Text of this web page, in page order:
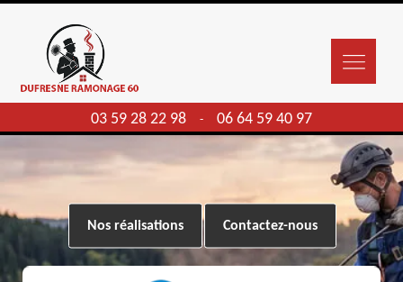
03 59 28 22 98 - 06 64 59 40 97
Nos réalisations Contactez-nous